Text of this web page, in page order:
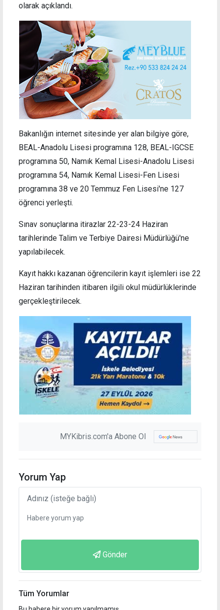
olarak açıklandı.
Bakanlığın internet sitesinde yer alan bilgiye göre,
BEAL-Anadolu Lisesi programına 128, BEAL-IGCSE
programına 50, Namık Kemal Lisesi-Anadolu Lisesi
programına 54, Namık Kemal Lisesi-Fen Lisesi
programına 38 ve 20 Temmuz Fen Lisesi'ne 127
öğrenci yerleşti.
Sınav sonuçlarına itirazlar 22-23-24 Haziran
tarihlerinde Talim ve Terbiye Dairesi Müdürlüğü'ne
yapılabilecek.
Kayıt hakkı kazanan öğrencilerin kayıt işlemleri ise 22
Haziran tarihinden itibaren ilgili okul müdürlüklerinde
gerçekleştirilecek.
MYKibris.com'a Abone Ol
Yorum Yap
Gönder
Tüm Yorumlar